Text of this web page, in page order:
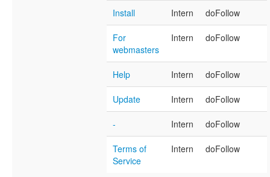
Install
Intern doFollow
For
webmasters
Intern doFollow
Help Intern doFollow
Update Intern doFollow
- Intern doFollow
Terms of
Service
Intern doFollow